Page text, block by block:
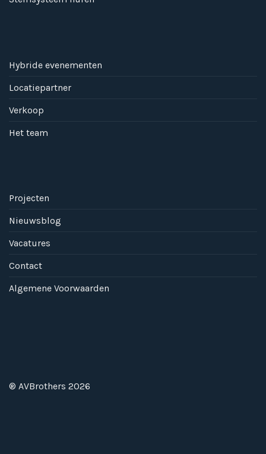
Hybride evenementen
Locatiepartner
Verkoop
Het team
Projecten
Nieuwsblog
Vacatures
Contact
Algemene Voorwaarden
® AVBrothers 2026